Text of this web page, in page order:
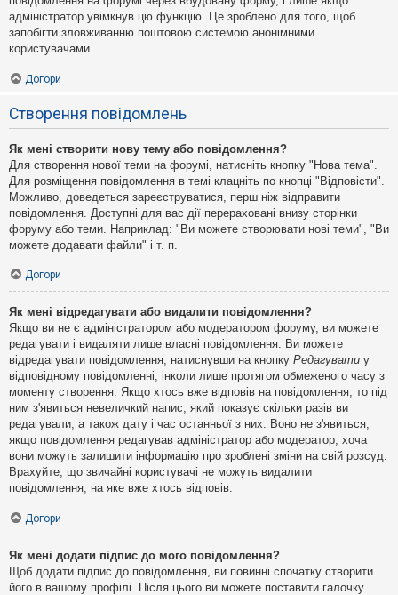
адміністратор увімкнув цю функцію. Це зроблено для того, щоб
запобігти зловживанню поштовою системою анонімними
користувачами.
Догори
Створення повідомлень
Як мені створити нову тему або повідомлення?
Для створення нової теми на форумі, натисніть кнопку "Нова тема".
Для розміщення повідомлення в темі клацніть по кнопці "Відповісти".
Можливо, доведеться зареєструватися, перш ніж відправити
повідомлення. Доступні для вас дії перераховані внизу сторінки
форуму або теми. Наприклад: "Ви можете створювати нові теми", "Ви
можете додавати файли" і т. п.
Догори
Як мені відредагувати або видалити повідомлення?
Якщо ви не є адміністратором або модератором форуму, ви можете
редагувати і видаляти лише власні повідомлення. Ви можете
відредагувати повідомлення, натиснувши на кнопку Редагувати у
відповідному повідомленні, інколи лише протягом обмеженого часу з
моменту створення. Якщо хтось вже відповів на повідомлення, то під
ним з'явиться невеличкий напис, який показує скільки разів ви
редагували, а також дату і час останньої з них. Воно не з'явиться,
якщо повідомлення редагував адміністратор або модератор, хоча
вони можуть залишити інформацію про зроблені зміни на свій розсуд.
Врахуйте, що звичайні користувачі не можуть видалити
повідомлення, на яке вже хтось відповів.
Догори
Як мені додати підпис до мого повідомлення?
Щоб додати підпис до повідомлення, ви повинні спочатку створити
його в вашому профілі. Після цього ви можете поставити галочку